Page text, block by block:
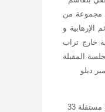
مجموعة من
و
خارج تراب
المقبلة
ديلو
منظمة حقوقية مستقلة 33